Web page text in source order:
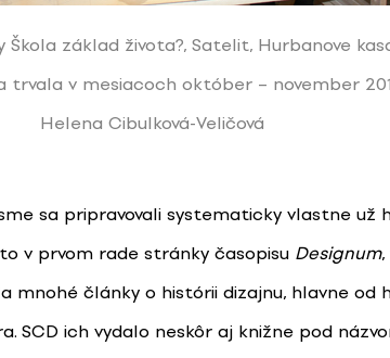
Škola základ života?, Satelit, Hurbanove
trvala v mesiacoch október – november
Helena Cibulková-Veličová
sa pripravovali systematicky vlastne už
v prvom rade stránky časopisu Designum
mnohé články o histórii dizajnu, hlavne od
SCD ich vydalo neskôr aj knižne pod